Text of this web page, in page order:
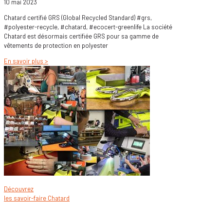
10 mai 2023
Chatard certifié GRS (Global Recycled Standard) #grs,
#polyester-recycle, #chatard, #ecocert-greenlife La société
Chatard est désormais certifiée GRS pour sa gamme de
vêtements de protection en polyester
En savoir plus >
Découvrez
les savoir-faire Chatard